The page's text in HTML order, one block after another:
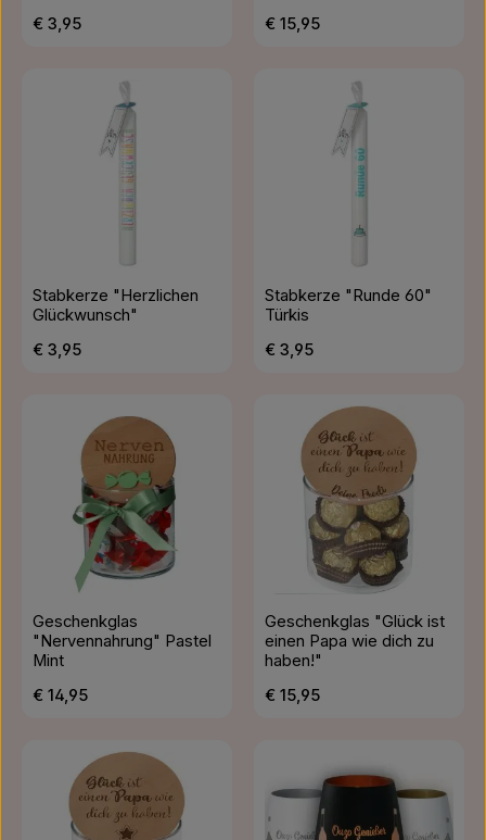
Regulärer Preis:
€ 3,95
Regulärer Preis:
€ 15,95
Stabkerze "Herzlichen
Glückwunsch"
Regulärer Preis:
€ 3,95
Stabkerze "Runde 60"
Türkis
Regulärer Preis:
€ 3,95
Geschenkglas
"Nervennahrung" Pastel
Mint
Regulärer Preis:
€ 14,95
Geschenkglas "Glück ist
einen Papa wie dich zu
haben!"
Regulärer Preis:
€ 15,95